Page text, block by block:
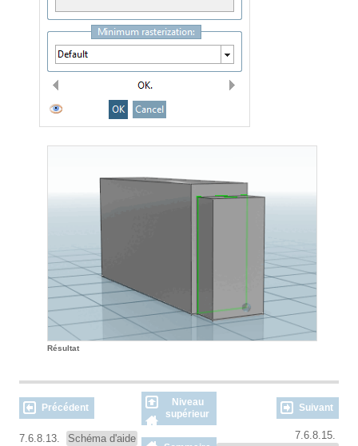
Résultat
Précédent
Niveau
supérieur
Suivant
7.6.8.13. Schéma d'aide
7.6.8.15.